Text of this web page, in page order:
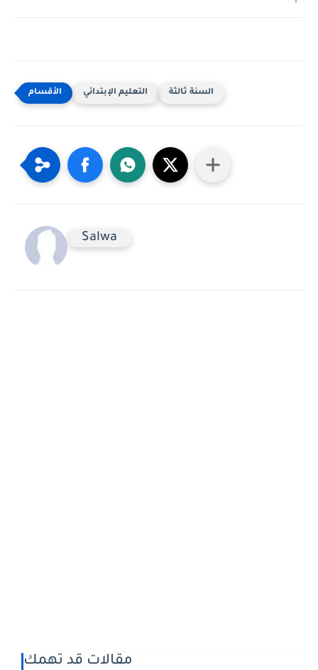
التعليم الإبتدائي السنة ثالثة
Salwa
مقالات قد تهمك